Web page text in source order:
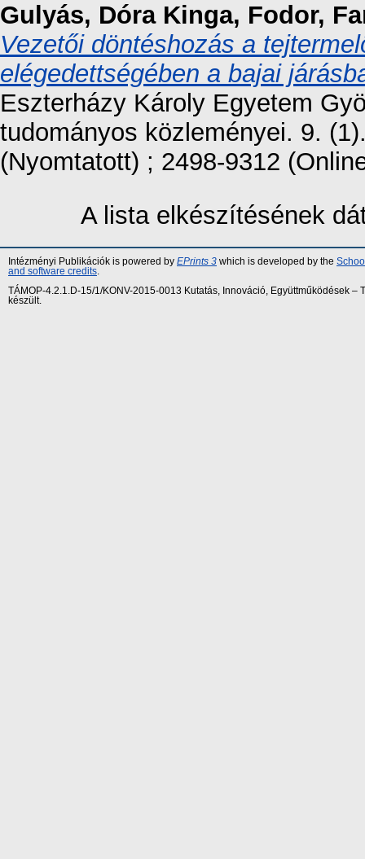
Gulyás, Dóra Kinga, Fodor,
Vezetői döntéshozás a
elégedettségében a bajai
Eszterházy Károly Egyetem
tudományos közleményei. 9.
(Nyomtatott) ; 2498-9312
A lista elkészítésének
Intézményi Publikációk is powered by EPrints 3 which is developed by the
and software credits
TÁMOP-4.2.1.D-15/1/KONV-2015-0013 Kutatás, Innováció, Együttműködések
készült.